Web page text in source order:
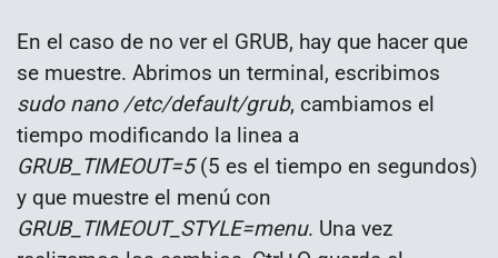
En el caso de no ver el GRUB, hay que hacer que
se muestre. Abrimos un terminal, escribimos
sudo nano /etc/default/grub, cambiamos el
tiempo modificando la linea a
GRUB_TIMEOUT=5(5 es el tiempo en segundos)
y que muestre el menú con
GRUB_TIMEOUT_STYLE=menu. Una vez